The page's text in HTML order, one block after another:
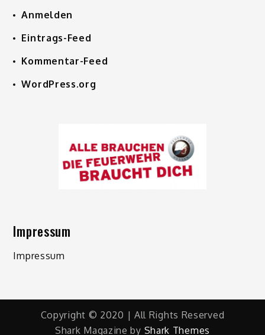
Anmelden
Eintrags-Feed
Kommentar-Feed
WordPress.org
Impressum
Impressum
Copyright © 2020 | All Rights Reserved
Shark Magazine by Shark Themes